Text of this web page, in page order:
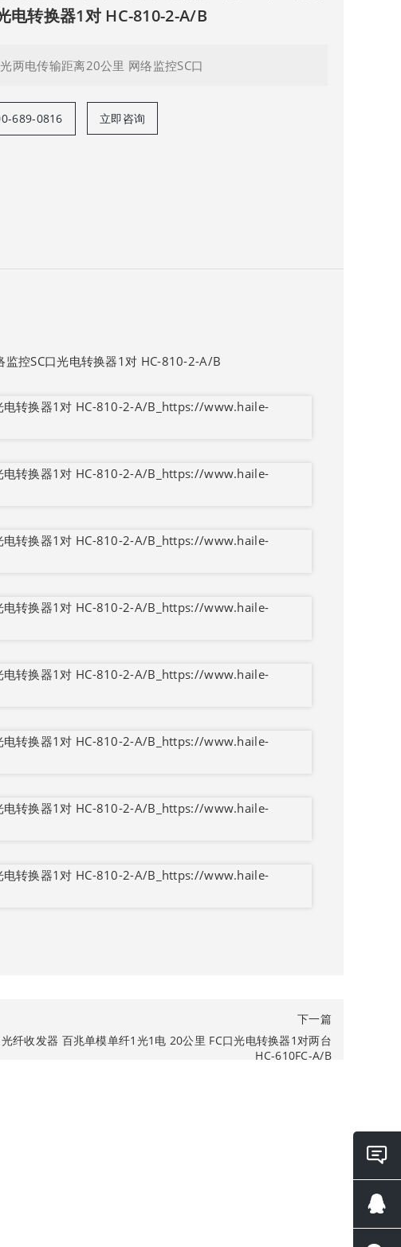
电转换器1对 HC-810-2-A/B
两电传输距离20公里 网络监控SC口
689-0816 立即咨询
控SC口光电转换器1对 HC-810-2-A/B
下一篇
光纤收发器 百兆单模单纤1光1电 20公里 FC口光电转换器1对两台
HC-610FC-A/B
在线
询
QQ咨